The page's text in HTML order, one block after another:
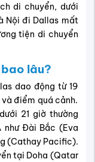
di chuyển, dưới
Nội đi Dallas mất
tiện di chuyển
lâu?
dao động từ 19
điểm quá cảnh.
21 giờ thường
như Đài Bắc (Eva
(Cathay Pacific).
tại Doha (Qatar